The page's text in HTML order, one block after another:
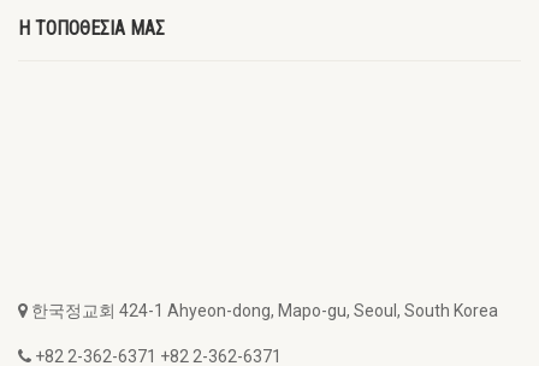
Η ΤΟΠΟΘΕΣΙΑ ΜΑΣ
한국정교회 424-1 Ahyeon-dong, Mapo-gu, Seoul, South Korea
+82 2-362-6371 +82 2-362-6371